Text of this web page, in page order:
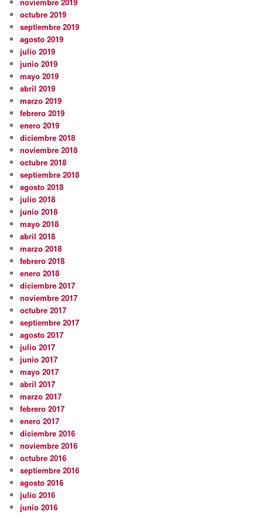
octubre 2019
septiembre 2019
agosto 2019
julio 2019
junio 2019
mayo 2019
abril 2019
marzo 2019
febrero 2019
enero 2019
diciembre 2018
noviembre 2018
octubre 2018
septiembre 2018
agosto 2018
julio 2018
junio 2018
mayo 2018
abril 2018
marzo 2018
febrero 2018
enero 2018
diciembre 2017
noviembre 2017
octubre 2017
septiembre 2017
agosto 2017
julio 2017
junio 2017
mayo 2017
abril 2017
marzo 2017
febrero 2017
enero 2017
diciembre 2016
noviembre 2016
octubre 2016
septiembre 2016
agosto 2016
julio 2016
junio 2016